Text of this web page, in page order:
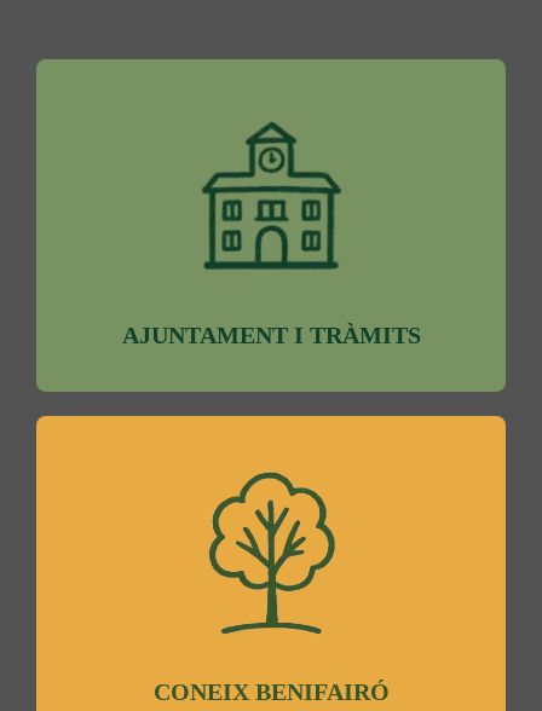
AJUNTAMENT I TRÀMITS
CONEIX BENIFAIRÓ